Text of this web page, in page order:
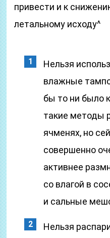
привести и к
летальному исходу^
Нельзя
влажные
бы то ни было
такие методы
ячменях, но
совершенно
активнее
со влагой в
и сальные
Нельзя